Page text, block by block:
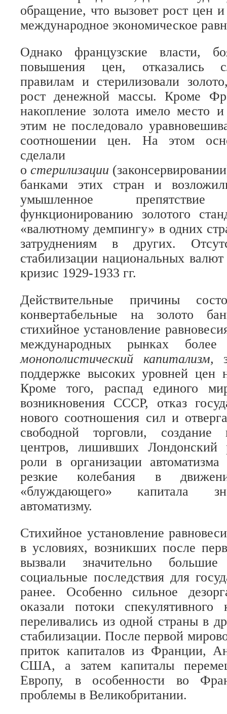
обращение, что вызовет рост цен и
международное экономическое
Однако французские власти,
повышения цен, отказались
правилам и стерилизовали
рост денежной массы. Кроме
накопление золота имело
этим не последовало
соотношении цен. На этом
сделали
о стерилизации
банками этих стран и
умышленное препятствие
функционированию золотого
«валютному демпингу» в одних
затруднениям в других.
стабилизации национальных
кризис 1929-1933 гг.
Действительные причины
конвертабельные на золото
стихийное установление
международных рынках
монополистический капитализм,
поддержке высоких уровней цен
Кроме того, распад единого
возникновения СССР, отказ
нового соотношения сил и
свободной торговли,
центров, лишивших Лондонский
роли в организации автоматизма
резкие колебания в
«блуждающего» капитала
автоматизму.
Стихийное установление
в условиях, возникших после
вызвали значительно
социальные последствия для
ранее. Особенно сильное
оказали потоки спекулятивного
переливались из одной страны в
стабилизации. После первой
приток капиталов из Франции,
США, а затем капиталы
Европу, в особенности во
проблемы в Великобритании.